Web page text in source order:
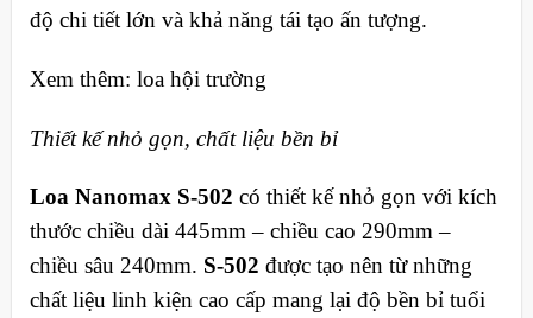
độ chi tiết lớn và khả năng tái tạo ấn tượng.
Xem thêm: loa hội trường
Thiết kế nhỏ gọn, chất liệu bền bỉ
Loa Nanomax S-502 có thiết kế nhỏ gọn với kích
thước chiều dài 445mm – chiều cao 290mm –
chiều sâu 240mm. S-502 được tạo nên từ những
chất liệu linh kiện cao cấp mang lại độ bền bỉ tuổi